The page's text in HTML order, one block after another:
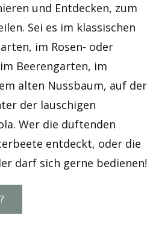
und Entdecken, zum
Sei es im klassischen
im Rosen- oder
Beerengarten, im
alten Nussbaum, auf der
der lauschigen
Wer die duftenden
entdeckt, oder die
darf sich gerne bedienen!